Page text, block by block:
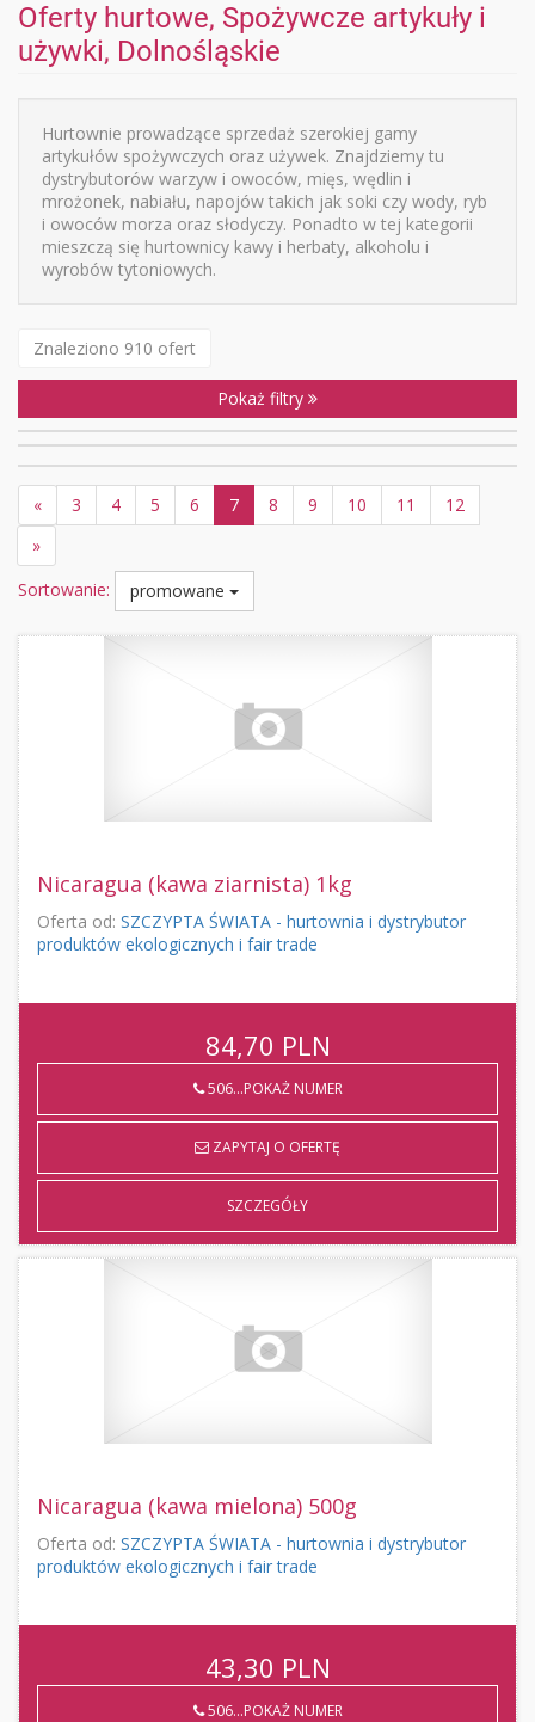
Oferty hurtowe, Spożywcze artykuły i
używki, Dolnośląskie
Hurtownie prowadzące sprzedaż szerokiej gamy
artykułów spożywczych oraz używek. Znajdziemy tu
dystrybutorów warzyw i owoców, mięs, wędlin i
mrożonek, nabiału, napojów takich jak soki czy wody, ryb
i owoców morza oraz słodyczy. Ponadto w tej kategorii
mieszczą się hurtownicy kawy i herbaty, alkoholu i
wyrobów tytoniowych.
Znaleziono 910 ofert
Pokaż filtry
« 3 4 5 6 7 8 9 10 11
12
»
Sortowanie:
promowane
Nicaragua (kawa ziarnista) 1kg
Oferta od: SZCZYPTA ŚWIATA - hurtownia i dystrybutor
produktów ekologicznych i fair trade
84,70 PLN
506...POKAŻ NUMER
ZAPYTAJ O OFERTĘ
SZCZEGÓŁY
Nicaragua (kawa mielona) 500g
Oferta od: SZCZYPTA ŚWIATA - hurtownia i dystrybutor
produktów ekologicznych i fair trade
43,30 PLN
506...POKAŻ NUMER